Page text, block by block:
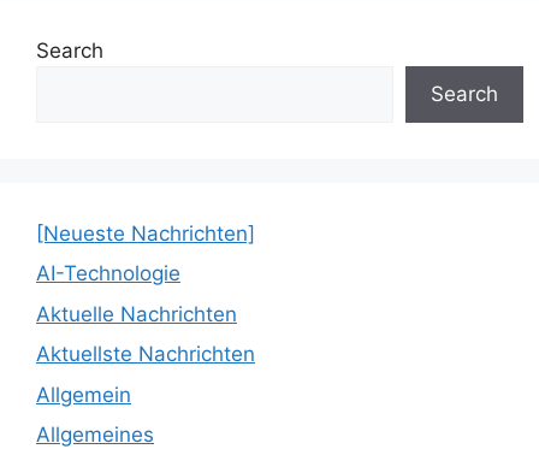
Search
Search
[Neueste Nachrichten]
AI-Technologie
Aktuelle Nachrichten
Aktuellste Nachrichten
Allgemein
Allgemeines